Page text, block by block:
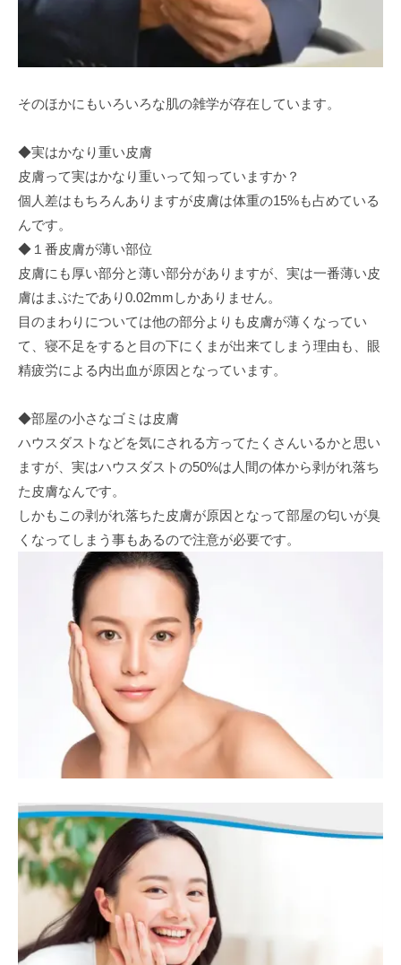
そのほかにもいろいろな肌の雑学が存在しています。
◆実はかなり重い皮膚
皮膚って実はかなり重いって知っていますか？
個人差はもちろんありますが皮膚は体重の15%も占めている
んです。
◆１番皮膚が薄い部位
皮膚にも厚い部分と薄い部分がありますが、実は一番薄い皮
膚はまぶたであり0.02mmしかありません。
目のまわりについては他の部分よりも皮膚が薄くなってい
て、寝不足をすると目の下にくまが出来てしまう理由も、眼
精疲労による内出血が原因となっています。
◆部屋の小さなゴミは皮膚
ハウスダストなどを気にされる方ってたくさんいるかと思い
ますが、実はハウスダストの50%は人間の体から剥がれ落ち
た皮膚なんです。
しかもこの剥がれ落ちた皮膚が原因となって部屋の匂いが臭
くなってしまう事もあるので注意が必要です。